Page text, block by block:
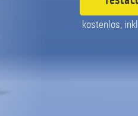
kostenlos,